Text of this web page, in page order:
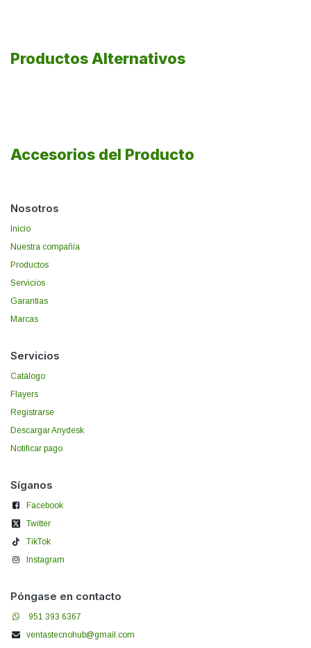
Productos Alternativos
Accesorios del Producto
Nosotros
Inicio
Nuestra compañía
Productos
Servicios
Garantías
Marcas
Servicios
Catálogo
Flayers
Registrarse
Descargar Anydesk
Notificar pago
Síganos
Facebook
Twitter
TikTok
Instagram
Póngase en contacto
951 393 6367
ventastecnohub@gmail.com